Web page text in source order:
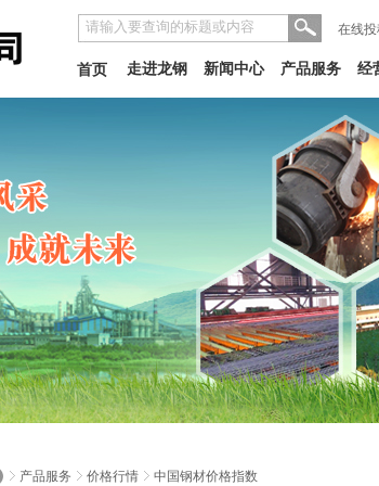
在线投
经
产品服务
新闻中心
走进龙钢
首页
产品服务 价格行情 中国钢材价格指数